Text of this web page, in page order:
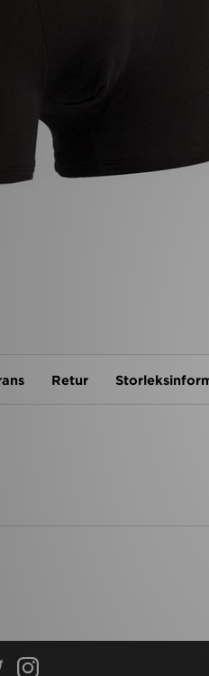
Retur